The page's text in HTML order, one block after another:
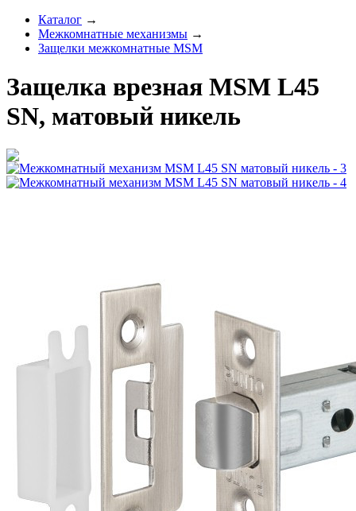
Каталог →
Межкомнатные механизмы →
Защелки межкомнатные MSM
Защелка врезная MSM L45
SN, матовый никель